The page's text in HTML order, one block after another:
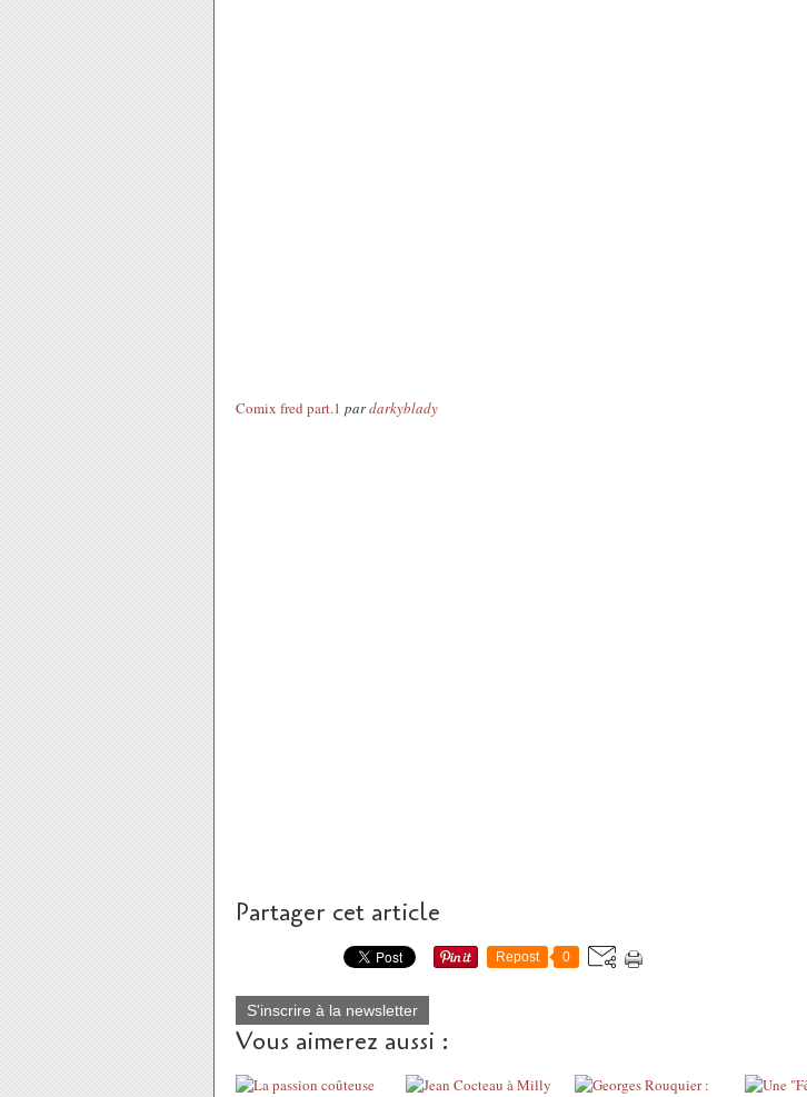
Comix fred part.1 pardarkyblady
Partager cet article
Repost 0
S'inscrire à la newsletter
Vous aimerez aussi :